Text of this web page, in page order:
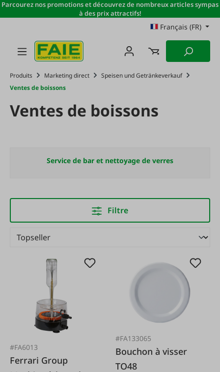
Passer au contenu principal
Parcourez nos promotions et découvrez de nombreux articles sympas
à des prix attractifs!
Français (FR)
Produits Marketing direct
Speisen und Getränkeverkauf
Ventes de boissons
Ventes de boissons
Service de bar et nettoyage de verres
Filtre
#FA6013
Ferrari Group
#FA133065
Bouchon à visser
TO48